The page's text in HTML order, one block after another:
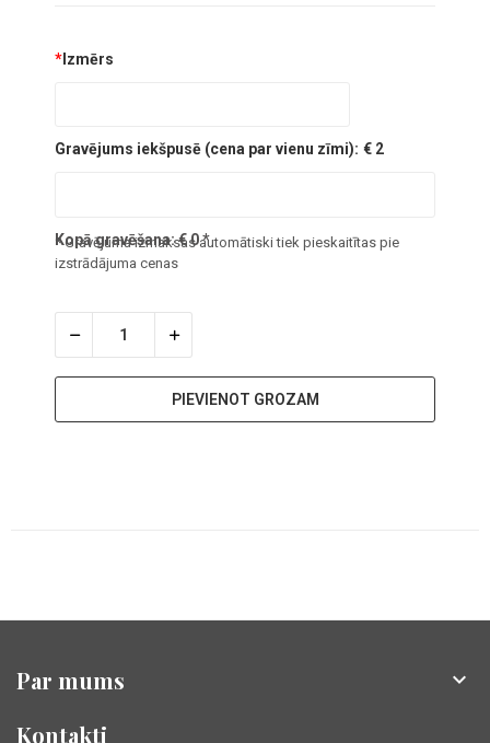
* Izmērs
Gravējums iekšpusē (cena par vienu zīmi): € 2
Kopā gravēšana:€0*
* Gravējuma izmaksas automātiski tiek pieskaitītas pie
izstrādājuma cenas
PIEVIENOT GROZAM
Par mums 
Kontakti